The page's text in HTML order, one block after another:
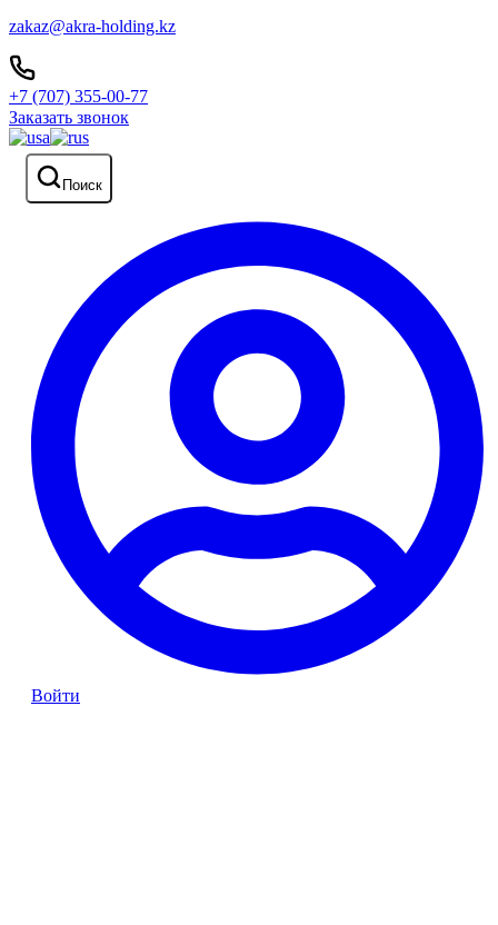
zakaz@akra-holding.kz
+7 (707) 355-00-77
Заказать звонок
Поиск
Войти